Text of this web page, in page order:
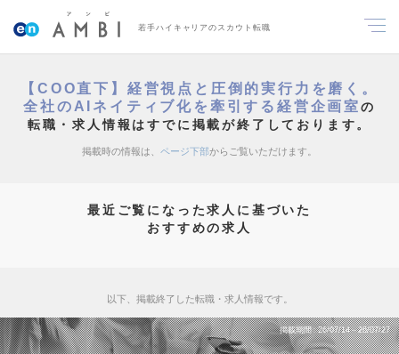
若手ハイキャリアのスカウト転職
【COO直下】経営視点と圧倒的実行力を磨く。
全社のAIネイティブ化を牽引する経営企画室の
転職・求人情報はすでに掲載が終了しております。
掲載時の情報は、 ページ下部からご覧いただけます。
最近ご覧になった求人に基づいた
おすすめの求人
以下、掲載終了した転職・求人情報です。
掲載期間 26/07/14～26/07/27